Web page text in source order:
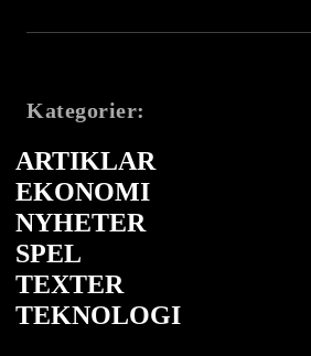
Kategorier:
ARTIKLAR
EKONOMI
NYHETER
SPEL
TEXTER
TEKNOLOGI